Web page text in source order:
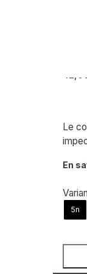
42,00
Le
En
5n